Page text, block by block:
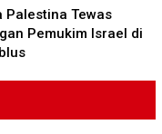
Palestina Tewas
Pemukim Israel di